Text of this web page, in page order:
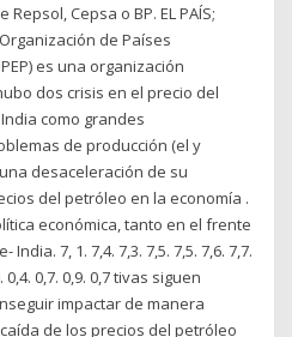
Cepsa o BP. EL PAÍS;
de Países
es una organización
dos crisis en el precio del
como grandes
de producción (el y
desaceleración de su
del petróleo en la economía .
económica, tanto en el frente
7, 1. 7,4. 7,3. 7,5. 7,5. 7,6. 7,7.
0,4. 0,7. 0,9. 0,7 tivas siguen
impactar de manera
de los precios del petróleo